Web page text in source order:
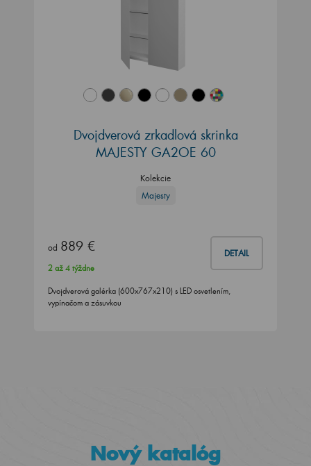
Dvojdverová zrkadlová skrinka
MAJESTY GA2OE 60
Kolekcie
Majesty
od 889 € DETAIL
2 až 4 týždne
Dvojdverová galérka (600x767x210) s LED osvetlením,
vypínačom a zásuvkou
Nový katalóg